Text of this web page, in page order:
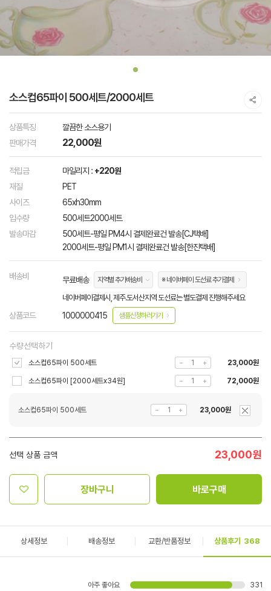
소스컵65파이 500세트/2000세트
상품특징
깔끔한 소스용기
판매가격
22,000원
적립금 마일리지 : +220원
재질
PET
사이즈
65xh30mm
입수량
500세트2000세트
발송마감
500세트-평일 PM4시 결제완료건 발송[CJ택배]
2000세트-평일 PM1시 결제완료건 발송[한진택배]
배송비 무료배송 지역별 추가배송비 ※ 네이버페이 도선료 추가결제
네이버페이결제시, 제주.도서산지역 도선료는 별도결제 진행해주세요
상품코드 1000000415 샘플신청하러가기
수량선택하기
소스컵65파이 500세트 23,000원
소스컵65파이 [2000세트x34원] 72,000원
소스컵65파이 500세트 23,000원
선택 상품 금액 23,000원
장바구니 바로구매
상세정보 배송정보 교환/반품정보 상품후기 368
아주 좋아요
331